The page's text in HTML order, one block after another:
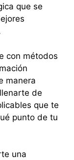
que se
con métodos
manera
de
que te
punto de tu
una